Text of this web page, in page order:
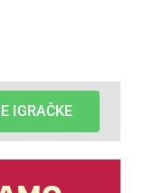
IGRAČKE